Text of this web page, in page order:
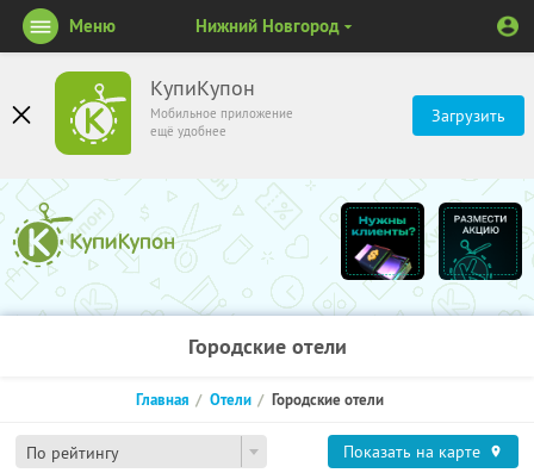
КупиКупон
Мобильное приложение
ещё удобнее
Загрузить
Меню Нижний Новгород
Городские отели
По рейтингу
Главная Отели Городские отели
Показать на карте